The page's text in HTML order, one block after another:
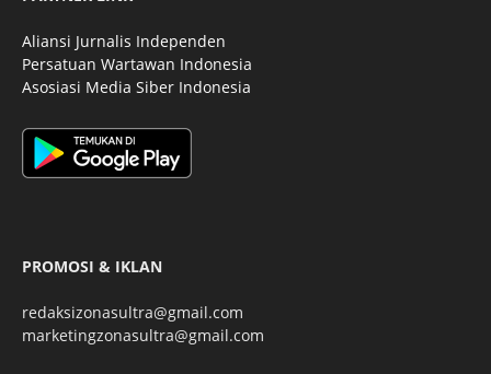
Aliansi Jurnalis Independen
Persatuan Wartawan Indonesia
Asosiasi Media Siber Indonesia
PROMOSI & IKLAN
redaksizonasultra@gmail.com
marketingzonasultra@gmail.com